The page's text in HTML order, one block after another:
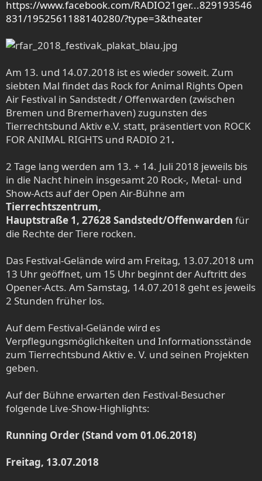
https://www.facebook.com/RADIO21ger...829193546
831/1952561188140280/?type=3&theater
Am 13. und 14.07.2018 ist es wieder soweit. Zum
siebten Mal findet das Rock for Animal Rights Open
Air Festival in Sandstedt / Offenwarden (zwischen
Bremen und Bremerhaven) zugunsten des
Tierrechtsbund Aktiv e.V. statt, präsentiert von ROCK
FOR ANIMAL RIGHTS und RADIO 21 .
2 Tage lang werden am 13. + 14. Juli 2018 jeweils bis
in die Nacht hinein insgesamt 20 Rock-, Metal- und
Show-Acts auf der Open Air-Bühne am
Tierrechtszentrum,
Hauptstraße 1, 27628 Sandstedt/Offenwarden für
die Rechte der Tiere rocken.
Das Festival-Gelände wird am Freitag, 13.07.2018 um
13 Uhr geöffnet, um 15 Uhr beginnt der Auftritt des
Opener-Acts. Am Samstag, 14.07.2018 geht es jeweils
2 Stunden früher los.
Auf dem Festival-Gelände wird es
Verpflegungsmöglichkeiten und Informationsstände
zum Tierrechtsbund Aktiv e. V. und seinen Projekten
geben.
Auf der Bühne erwarten den Festival-Besucher
folgende Live-Show-Highlights:
Running Order (Stand vom 01.06.2018)
Freitag, 13.07.2018